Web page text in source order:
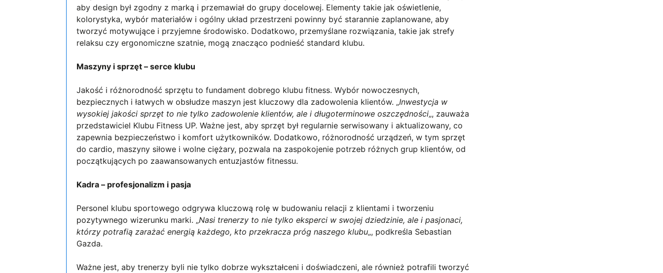
aby design był zgodny z marką i przemawiał do grupy docelowej. Elementy takie jak oświetlenie,
kolorystyka, wybór materiałów i ogólny układ przestrzeni powinny być starannie zaplanowane, aby
tworzyć motywujące i przyjemne środowisko. Dodatkowo, przemyślane rozwiązania, takie jak strefy
relaksu czy ergonomiczne szatnie, mogą znacząco podnieść standard klubu.
Maszyny i sprzęt – serce klubu
Jakość i różnorodność sprzętu to fundament dobrego klubu fitness. Wybór nowoczesnych,
bezpiecznych i łatwych w obsłudze maszyn jest kluczowy dla zadowolenia klientów. „Inwestycja w
wysokiej jakości sprzęt to nie tylko zadowolenie klientów, ale i długoterminowe oszczędności„, zauważa
przedstawiciel Klubu Fitness UP. Ważne jest, aby sprzęt był regularnie serwisowany i aktualizowany, co
zapewnia bezpieczeństwo i komfort użytkowników. Dodatkowo, różnorodność urządzeń, w tym sprzęt
do cardio, maszyny siłowe i wolne ciężary, pozwala na zaspokojenie potrzeb różnych grup klientów, od
początkujących po zaawansowanych entuzjastów fitnessu.
Kadra – profesjonalizm i pasja
Personel klubu sportowego odgrywa kluczową rolę w budowaniu relacji z klientami i tworzeniu
pozytywnego wizerunku marki. „Nasi trenerzy to nie tylko eksperci w swojej dziedzinie, ale i pasjonaci,
którzy potrafią zarażać energią każdego, kto przekracza próg naszego klubu„, podkreśla Sebastian
Gazda.
Ważne jest, aby trenerzy byli nie tylko dobrze wykształceni i doświadczeni, ale również potrafili tworzyć